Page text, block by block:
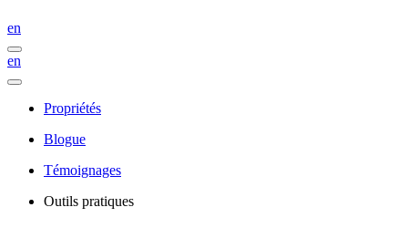
en
en
Propriétés
Blogue
Témoignages
Outils pratiques